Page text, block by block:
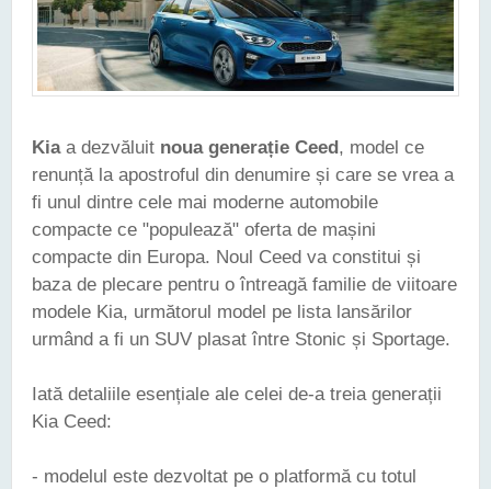
Kiaa dezvăluit noua generație Ceed, model ce
renunță la apostroful din denumire și care se vrea a
fi unul dintre cele mai moderne automobile
compacte ce "populează" oferta de mașini
compacte din Europa. Noul Ceed va constitui și
baza de plecare pentru o întreagă familie de viitoare
modele Kia, următorul model pe lista lansărilor
urmând a fi un SUV plasat între Stonic și Sportage.
Iată detaliile esențiale ale celei de-a treia generații
Kia Ceed:
- modelul este dezvoltat pe o platformă cu totul